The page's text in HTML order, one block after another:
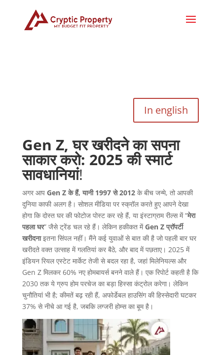
In english
Gen Z, घर खरीदने का सपना
साकार करो: 2025 की स्मार्ट
सावधानियां!
अगर आपGen Z के हैं, यानी 1997 से 2012 के बीच जन्मे, तो आपकी
दुनिया काफी अलग है। सोशल मीडिया पर स्क्रॉल करते हुए आपने देखा
होगा कि दोस्त घर की फोटोज पोस्ट कर रहे हैं, या इंस्टाग्राम रील्स में “मेरा
पहला घर” जैसे ट्रेंड चल रहे हैं। लेकिन हकीकत में Gen Z प्रॉपर्टी
खरीदनाइतना सिंपल नहीं। मैंने कई युवाओं से बात की है जो पहली बार घर
खरीदते वक्त उत्साह में गलतियां कर बैठे, और बाद में पछताए। 2025 में
इंडियन रियल एस्टेट मार्केट तेजी से बदल रहा है, जहां मिलेनियल्स और
Gen Z मिलकर 60% नए होमबायर्स बनने वाले हैं। एक रिपोर्ट कहती है कि
2030 तक ये ग्रुप होम परचेज का बड़ा हिस्सा कंट्रोल करेगा। लेकिन
चुनौतियां भी है; कीमतें बढ़ रही हैं, अफोर्डेबल हाउसिंग की हिस्सेदारी घटकर
37% से नीचे आ गई है, जबकि लग्जरी होम्स का बूम है।